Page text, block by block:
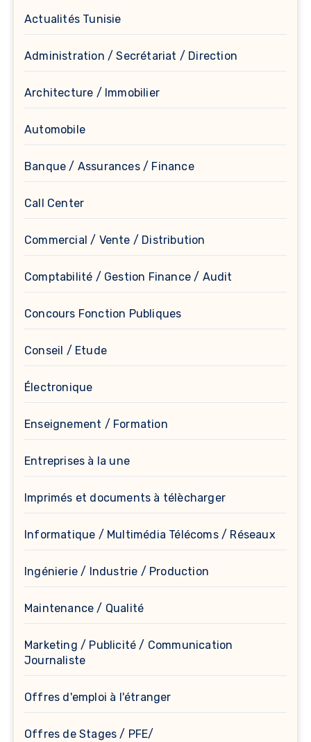
Actualités Tunisie
Administration / Secrétariat / Direction
Architecture / Immobilier
Automobile
Banque / Assurances / Finance
Call Center
Commercial / Vente / Distribution
Comptabilité / Gestion Finance / Audit
Concours Fonction Publiques
Conseil / Etude
Électronique
Enseignement / Formation
Entreprises à la une
Imprimés et documents à télècharger
Informatique / Multimédia Télécoms / Réseaux
Ingénierie / Industrie / Production
Maintenance / Qualité
Marketing / Publicité / Communication
Journaliste
Offres d'emploi à l'étranger
Offres de Stages / PFE/